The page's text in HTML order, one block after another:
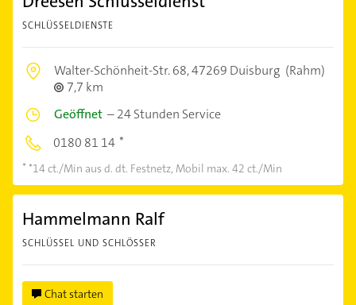
SCHLÜSSELDIENSTE
Walter-Schönheit-Str. 68,47269 Duisburg (Rahm)
7,7 km
Geöffnet –24 Stunden Service
0180 81 14
*14 ct./Min aus d. dt. Festnetz, Mobil max. 42 ct./Min
Hammelmann Ralf
SCHLÜSSEL UND SCHLÖSSER
Chat starten